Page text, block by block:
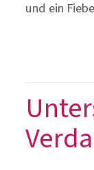
und ein